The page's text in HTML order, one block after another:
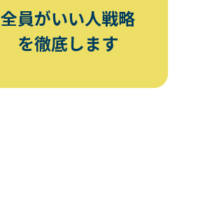
全員がいい人戦略
を徹底します